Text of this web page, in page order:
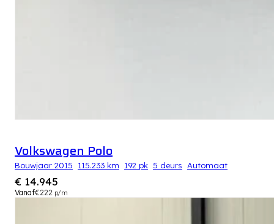
Volkswagen Polo
Bouwjaar 2015 115.233 km 192 pk 5 deurs Automaat
€ 14.945
Vanaf€222 p/m